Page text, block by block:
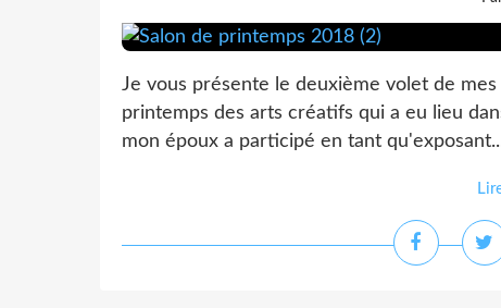
Je vous présente le deuxième volet de
printemps des arts créatifs qui a eu lieu
mon époux a participé en tant